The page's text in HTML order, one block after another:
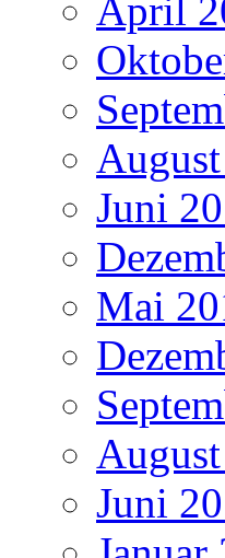
April
Juni
Mai
Juni